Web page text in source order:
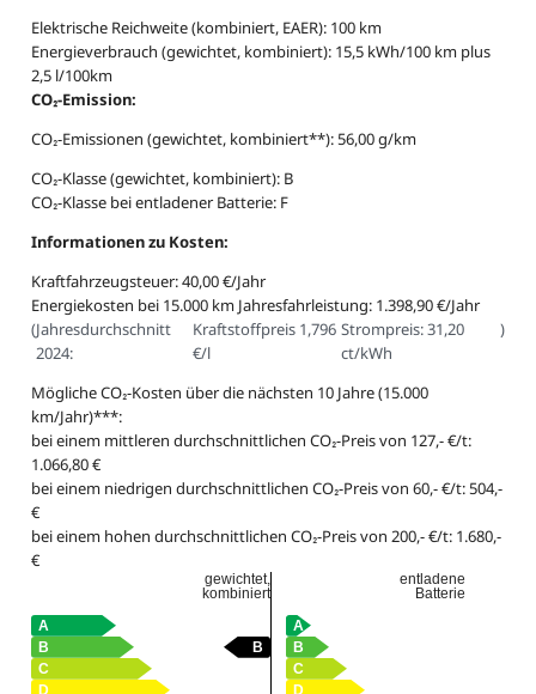
Elektrische Reichweite (kombiniert, EAER): 100 km
Energieverbrauch (gewichtet, kombiniert): 15,5 kWh/100 km plus
2,5 l/100km
CO₂-Emission:
CO₂-Emissionen (gewichtet, kombiniert**): 56,00 g/km
CO₂-Klasse (gewichtet, kombiniert): B
CO₂-Klasse bei entladener Batterie: F
Informationen zu Kosten:
Kraftfahrzeugsteuer: 40,00 €/Jahr
Energiekosten bei 15.000 km Jahresfahrleistung: 1.398,90 €/Jahr
(Jahresdurchschnitt
2024:
Kraftstoffpreis 1,796
€/l
Strompreis: 31,20
ct/kWh
)
Mögliche CO₂-Kosten über die nächsten 10 Jahre (15.000
km/Jahr)***:
bei einem mittleren durchschnittlichen CO₂-Preis von 127,- €/t:
1.066,80 €
bei einem niedrigen durchschnittlichen CO₂-Preis von 60,- €/t: 504,-
€
bei einem hohen durchschnittlichen CO₂-Preis von 200,- €/t: 1.680,-
€
gewichtet,
kombiniert
entladene
Batterie